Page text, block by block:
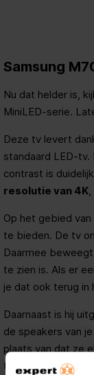
Samsung
Nu dat helder is,
MiniLED-serie.
Deze tv levert
standaard LED-
contrast is
resolutie van 4K
Op het gebied
te bieden. De tv
Daarmee
te zien is. Als er
je dat ook terug in
Daarnaast is hij
de speakers van
plaats van dat ze
tv zelfs in staat